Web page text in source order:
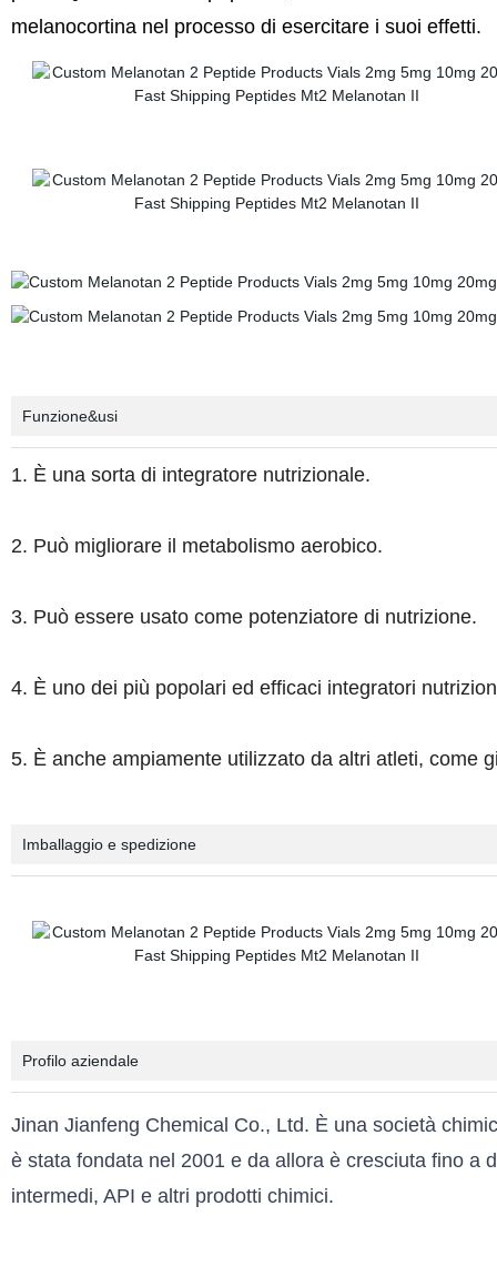
melanocortina nel processo di esercitare i suoi effetti.
Funzione&usi
1. È una sorta di integratore nutrizionale.
2. Può migliorare il metabolismo aerobico.
3. Può essere usato come potenziatore di nutrizione.
4. È uno dei più popolari ed efficaci integratori
5. È anche ampiamente utilizzato da altri atleti,
Imballaggio e spedizione
Profilo aziendale
Jinan Jianfeng Chemical Co., Ltd. È una società
è stata fondata nel 2001 e da allora è cresciuta fino a
intermedi, API e altri prodotti chimici.